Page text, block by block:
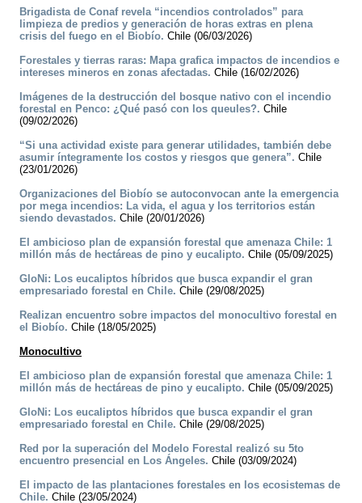
Brigadista de Conaf revela “incendios controlados” para
limpieza de predios y generación de horas extras en plena
crisis del fuego en el Biobío. Chile (06/03/2026)
Forestales y tierras raras: Mapa grafica impactos de incendios e
intereses mineros en zonas afectadas. Chile (16/02/2026)
Imágenes de la destrucción del bosque nativo con el incendio
forestal en Penco: ¿Qué pasó con los queules?. Chile
(09/02/2026)
“Si una actividad existe para generar utilidades, también debe
asumir íntegramente los costos y riesgos que genera”. Chile
(23/01/2026)
Organizaciones del Biobío se autoconvocan ante la emergencia
por mega incendios: La vida, el agua y los territorios están
siendo devastados. Chile (20/01/2026)
El ambicioso plan de expansión forestal que amenaza Chile: 1
millón más de hectáreas de pino y eucalipto. Chile (05/09/2025)
GloNi: Los eucaliptos híbridos que busca expandir el gran
empresariado forestal en Chile. Chile (29/08/2025)
Realizan encuentro sobre impactos del monocultivo forestal en
el Biobío. Chile (18/05/2025)
Monocultivo
El ambicioso plan de expansión forestal que amenaza Chile: 1
millón más de hectáreas de pino y eucalipto. Chile (05/09/2025)
GloNi: Los eucaliptos híbridos que busca expandir el gran
empresariado forestal en Chile. Chile (29/08/2025)
Red por la superación del Modelo Forestal realizó su 5to
encuentro presencial en Los Ángeles. Chile (03/09/2024)
El impacto de las plantaciones forestales en los ecosistemas de
Chile. Chile (23/05/2024)